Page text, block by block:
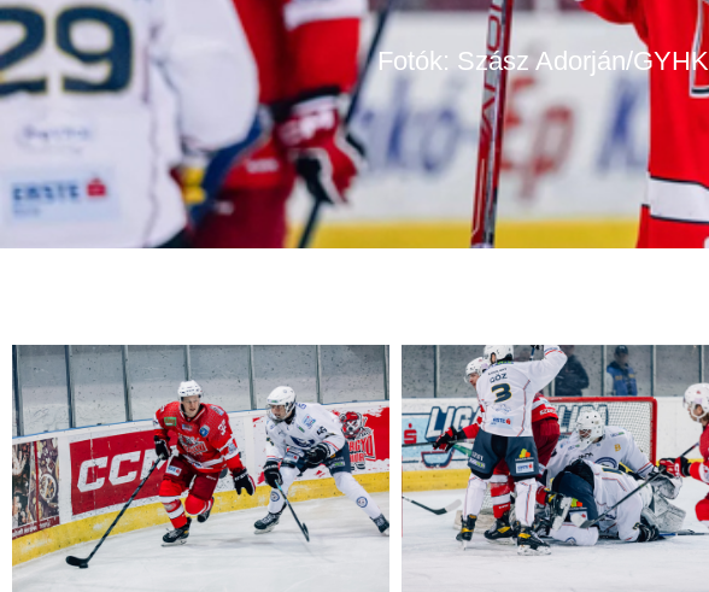
Fotók: Szász Adorján/GYHK